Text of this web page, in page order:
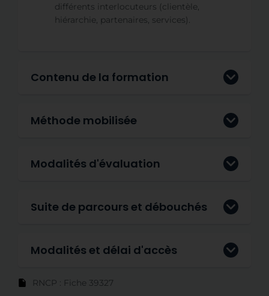
différents interlocuteurs (clientèle,
hiérarchie, partenaires, services).
Contenu de la formation
Méthode mobilisée
Modalités d'évaluation
Suite de parcours et débouchés
Modalités et délai d'accès
RNCP : Fiche 39327